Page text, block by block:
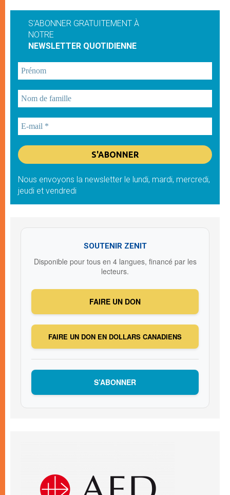
S'ABONNER GRATUITEMENT À
NOTRE
NEWSLETTER QUOTIDIENNE
Nous envoyons la newsletter le lundi, mardi, mercredi,
jeudi et vendredi
SOUTENIR ZENIT
Disponible pour tous en 4 langues, financé par les
lecteurs.
FAIRE UN DON
FAIRE UN DON EN DOLLARS CANADIENS
S’ABONNER